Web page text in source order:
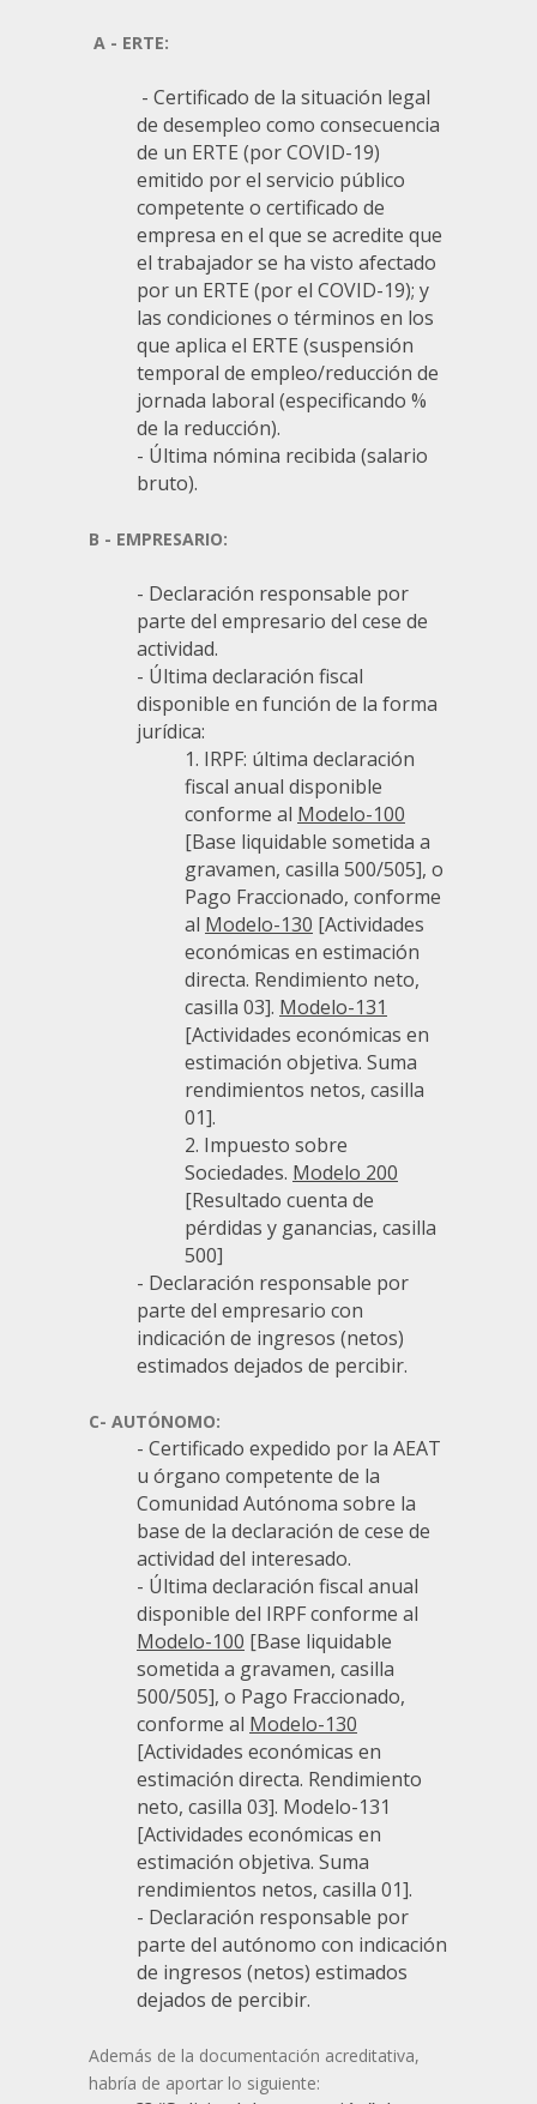
A - ERTE:
- Certificado de la situación legal
de desempleo como consecuencia
de un ERTE (por COVID-19)
emitido por el servicio público
competente o certificado de
empresa en el que se acredite que
el trabajador se ha visto afectado
por un ERTE (por el COVID-19); y
las condiciones o términos en los
que aplica el ERTE (suspensión
temporal de empleo/reducción de
jornada laboral (especificando %
de la reducción).
- Última nómina recibida (salario
bruto).
B - EMPRESARIO:
- Declaración responsable por
parte del empresario del cese de
actividad.
- Última declaración fiscal
disponible en función de la forma
jurídica:
1. IRPF: última declaración
fiscal anual disponible
conforme al Modelo-100
[Base liquidable sometida a
gravamen, casilla 500/505], o
Pago Fraccionado, conforme
al Modelo-130 [Actividades
económicas en estimación
directa. Rendimiento neto,
casilla 03]. Modelo-131
[Actividades económicas en
estimación objetiva. Suma
rendimientos netos, casilla
01].
2. Impuesto sobre
Sociedades. Modelo 200
[Resultado cuenta de
pérdidas y ganancias, casilla
500]
- Declaración responsable por
parte del empresario con
indicación de ingresos (netos)
estimados dejados de percibir.
C- AUTÓNOMO:
- Certificado expedido por la AEAT
u órgano competente de la
Comunidad Autónoma sobre la
base de la declaración de cese de
actividad del interesado.
- Última declaración fiscal anual
disponible del IRPF conforme al
Modelo-100 [Base liquidable
sometida a gravamen, casilla
500/505], o Pago Fraccionado,
conforme al Modelo-130
[Actividades económicas en
estimación directa. Rendimiento
neto, casilla 03]. Modelo-131
[Actividades económicas en
estimación objetiva. Suma
rendimientos netos, casilla 01].
- Declaración responsable por
parte del autónomo con indicación
de ingresos (netos) estimados
dejados de percibir.
Además de la documentación acreditativa,
habría de aportar lo siguiente: